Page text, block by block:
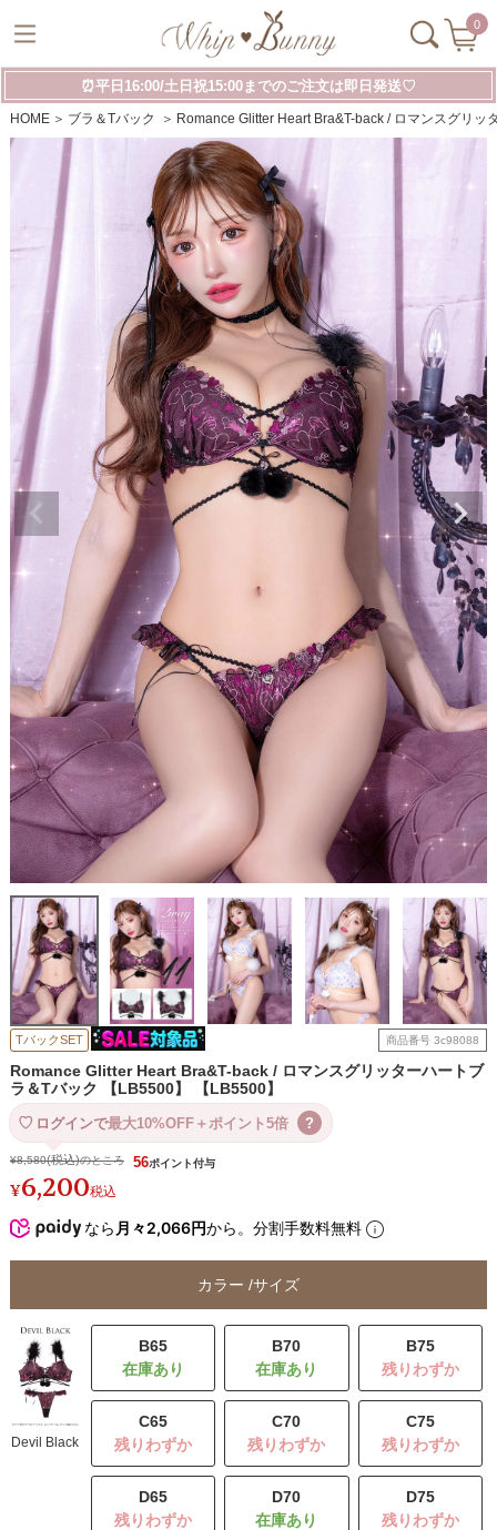
0
⏰平日16:00/土日祝15:00までのご注文は即日発送♡
HOME ブラ＆Tバック Romance Glitter Heart Bra&T-back / ロマンスグリ
TバックSET 商品番号 3c98088
Romance Glitter Heart Bra&T-back / ロマンスグリッターハートブ
ラ＆Tバック 【LB5500】 【LB5500】
ログインで最大10%OFF＋ポイント5倍 ?
¥8,580 のところ
¥6,200税込
56
なら 月々2,066円から。分割手数料無料
カラー サイズ
Devil Black
B65 B70
B75
残りわずか
C65
残りわずか
C70
残りわずか
C75
残りわずか
D65
残りわずか
D70
D75
残りわずか